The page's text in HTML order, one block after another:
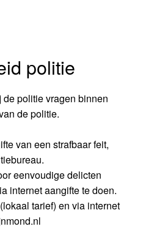
politie
politie vragen binnen
de politie.
van een strafbaar feit,
eenvoudige delicten
internet aangifte te doen.
tarief) en via internet